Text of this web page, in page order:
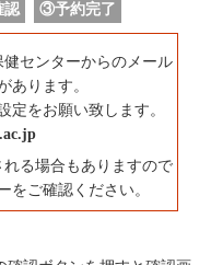
認 ③予約完了
センターからのメール
あります。
定をお願い致します。
る場合もありますので
をご確認ください。